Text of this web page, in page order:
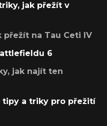
jak přežít v
přežít na Tau Ceti IV
6
jak najít ten
tipy a triky pro přežití